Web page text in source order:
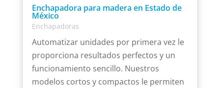
Enchapadora para madera en Estado de
México
Enchapadoras
Automatizar unidades por primera vez le
proporciona resultados perfectos y un
funcionamiento sencillo. Nuestros
modelos cortos y compactos le permiten